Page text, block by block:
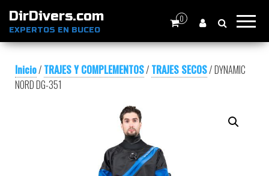
DirDivers.com
EXPERTOS EN BUCEO
0
Inicio/ TRAJES Y COMPLEMENTOS/ TRAJES SECOS/ DYNAMIC
NORD DG-351